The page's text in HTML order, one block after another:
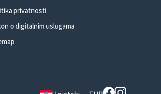
privatnosti
o digitalnim uslugama